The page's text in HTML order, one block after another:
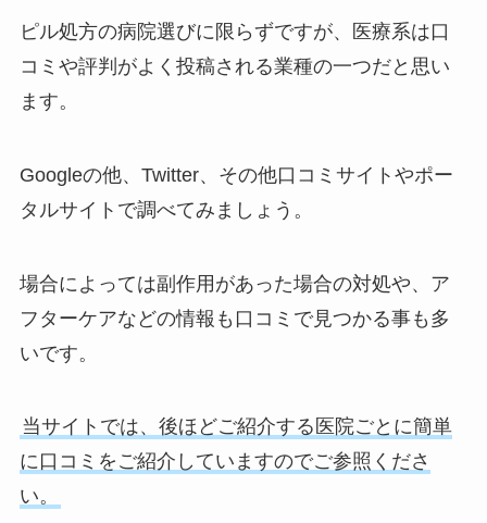
ピル処方の病院選びに限らずですが、医療系は口
コミや評判がよく投稿される業種の一つだと思い
ます。
Googleの他、Twitter、その他口コミサイトやポー
タルサイトで調べてみましょう。
場合によっては副作用があった場合の対処や、ア
フターケアなどの情報も口コミで見つかる事も多
いです。
当サイトでは、後ほどご紹介する医院ごとに簡単
に口コミをご紹介していますのでご参照くださ
い。